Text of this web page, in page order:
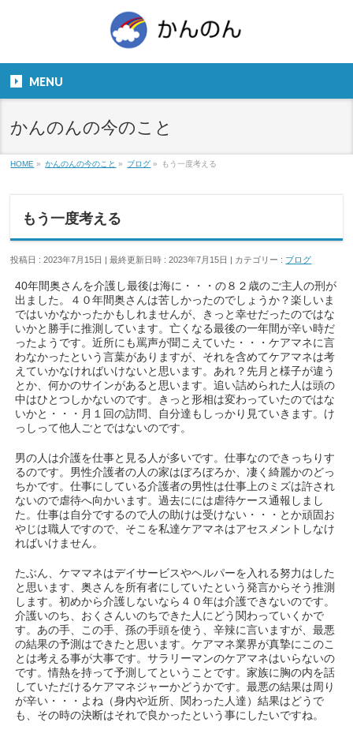
９：００～１８：００
MENU
かんのんの今のこと
HOME » かんのんの今のこと » ブログ » もう一度考える
もう一度考える
投稿日 : 2023年7月15日 最終更新日時 : 2023年7月15日 カテゴリー : ブログ
40年間奥さんを介護し最後は海に・・・の８２歳のご主人の刑が
出ました。４０年間奥さんは苦しかったのでしょうか？楽しいま
ではいかなかったかもしれませんが、きっと幸せだったのではな
いかと勝手に推測しています。亡くなる最後の一年間が辛い時だ
ったようです。近所にも罵声が聞こえていた・・・ケアマネに言
わなかったという言葉がありますが、それを含めてケアマネは考
えていかなければいけないと思います。あれ？先月と様子が違う
とか、何かのサインがあると思います。追い詰められた人は頭の
中はひとつしかないのです。きっと形相は変わっていたのではな
いかと・・・月１回の訪問、自分達もしっかり見ていきます。け
っしって他人ごとではないのです。
男の人は介護を仕事と見る人が多いです。仕事なのできっちりす
るのです。男性介護者の人の家はぼろぼろか、凄く綺麗かのどっ
ちかです。仕事にしている介護者の男性は仕事上のミズは許され
ないので虐待へ向かいます。過去にには虐待ケース通報しまし
た。仕事は自分でするので人の助けは受けない・・・とか頑固お
やじは職人ですので、そこを私達ケアマネはアセスメントしなけ
ればいけません。
たぶん、ケママネはデイサービスやヘルパーを入れる努力はした
と思います、奥さんを所有者にしていたという発言からそう推測
します。初めから介護しないなら４０年は介護できないのです。
介護いのち、おくさんいのちできた人にどう関わっていくかで
す。あの手、この手、孫の手頭を使う、辛辣に言いますが、最悪
の結果の予測はできたと思います。ケアマネ業界が真摯にこのこ
とは考える事が大事です。サラリーマンのケアマネはいらないの
です。情熱を持って予測してということです。家族に胸の内を話
していただけるケアマネジャーかどうかです。最悪の結果は周り
が辛い・・・よね（身内や近所、関わった人達）結果はどうで
も、その時の決断はそれで良かったという事にしたいですね。